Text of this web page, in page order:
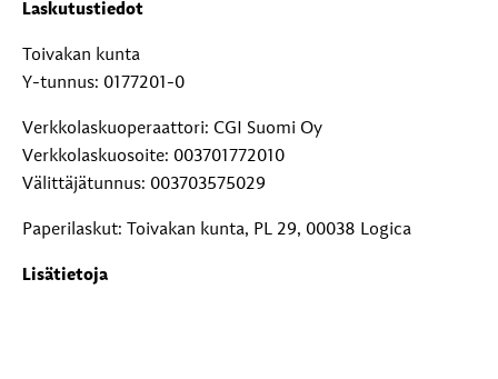
Laskutustiedot
Toivakan kunta
Y-tunnus: 0177201-0
Verkkolaskuoperaattori: CGI Suomi Oy
Verkkolaskuosoite: 003701772010
Välittäjätunnus: 003703575029
Paperilaskut: Toivakan kunta, PL 29, 00038 Logica
Lisätietoja